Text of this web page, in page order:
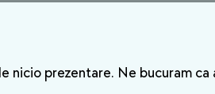
nicio prezentare. Ne bucuram